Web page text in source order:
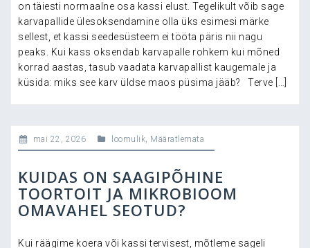
on täiesti normaalne osa kassi elust. Tegelikult võib sage
karvapallide ülesoksendamine olla üks esimesi märke
sellest, et kassi seedesüsteem ei tööta päris nii nagu
peaks. Kui kass oksendab karvapalle rohkem kui mõned
korrad aastas, tasub vaadata karvapallist kaugemale ja
küsida: miks see karv üldse maos püsima jääb? Terve […]
mai 22, 2026 loomulik, Määratlemata
KUIDAS ON SAAGIPÕHINE
TOORTOIT JA MIKROBIOOM
OMAVAHEL SEOTUD?
Kui räägime koera või kassi tervisest, mõtleme sageli